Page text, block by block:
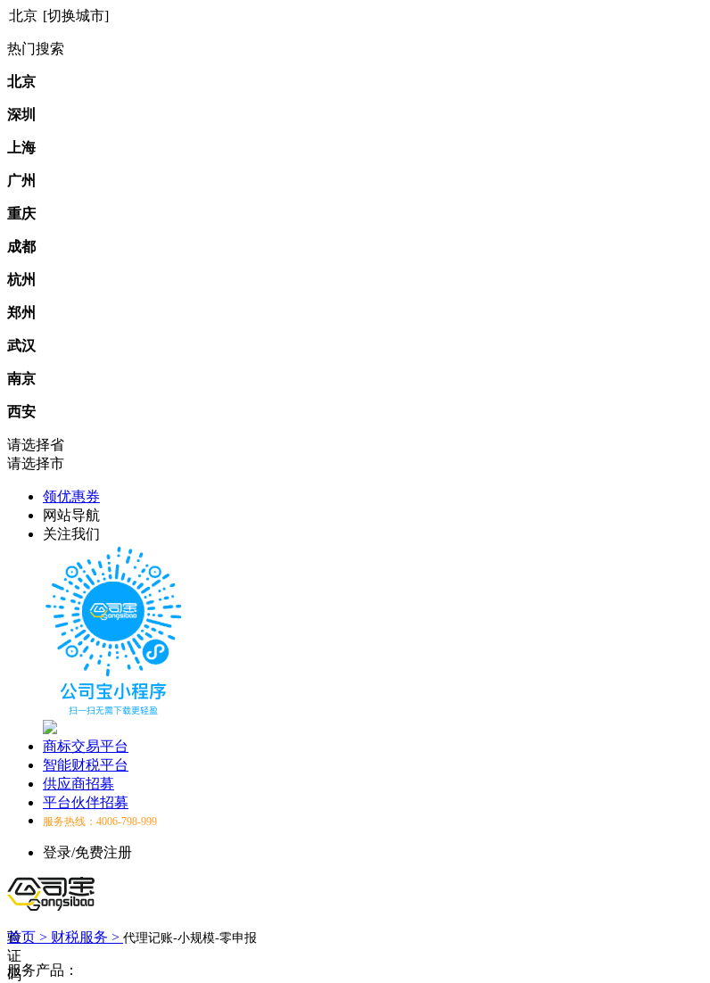
北京 [切换城市]
热门搜索
北京
深圳
上海
广州
重庆
成都
杭州
郑州
武汉
南京
西安
请选择省
请选择市
领优惠券
网站导航
关注我们
商标交易平台
智能财税平台
供应商招募
平台伙伴招募
服务热线：4006-798-999
登录/免费注册
验
证
码
首页 > 财税服务 > 代理记账-小规模-零申报
服务产品：